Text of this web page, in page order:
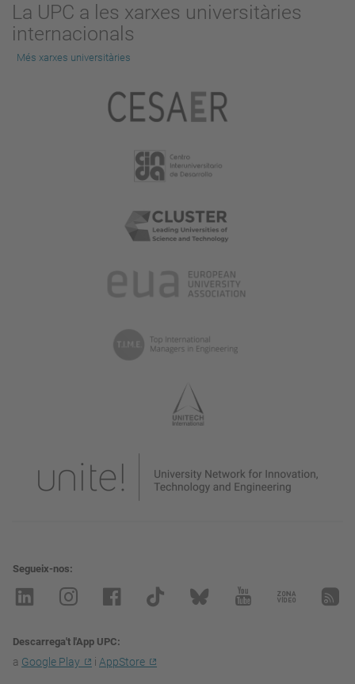
La UPC a les xarxes universitàries
internacionals
Més xarxes universitàries
Segueix-nos
Descarrega't l'App UPC
a Google Play i AppStore